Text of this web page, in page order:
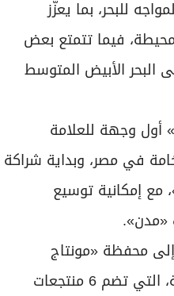
للبحر، بما يعزّز
فيما تتمتع بعض
البحر الأبيض المتوسط
أول وجهة للعلامة
في مصر، وبداية شراكة
إمكانية توسيع
«مدن».
محفظة «مونتاج
للفنادق والمنتجعات» الحالية، التي تضم 6 منتجعات